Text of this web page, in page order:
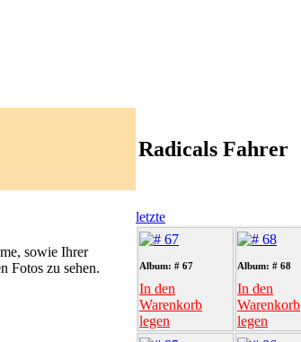
sowie Ihrer
Fotos zu sehen.
Radicals Fahrer
letzte
Album: # 67
In den
Warenkorb
legen
Album: # 68
In den
Warenkorb
legen